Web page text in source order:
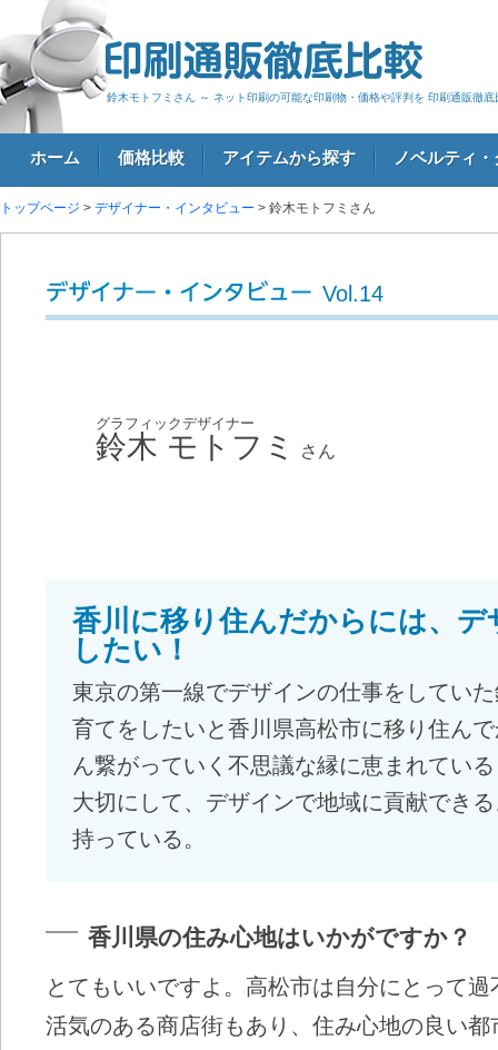
鈴木モトフミさん ～ ネット印刷の可能な印刷物・価格や評判を 印刷通販徹底
ホーム 価格比較 アイテムから探す ノベルティ
トップページ > デザイナー・インタビュー > 鈴木モトフミさん
Vol.14
グラフィックデザイナー
鈴木 モトフミ さん
香川に移り住んだからには、
したい！
東京の第一線でデザインの仕事をしてい
育てをしたいと香川県高松市に移り住ん
ん繋がっていく不思議な縁に恵まれてい
大切にして、デザインで地域に貢献でき
持っている。
香川県の住み心地はいかがですか？
とてもいいですよ。高松市は自分にとって
活気のある商店街もあり、住み心地の良い